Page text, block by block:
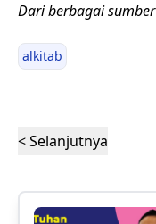
Dari berbagai sumber
alkitab
< Selanjutnya